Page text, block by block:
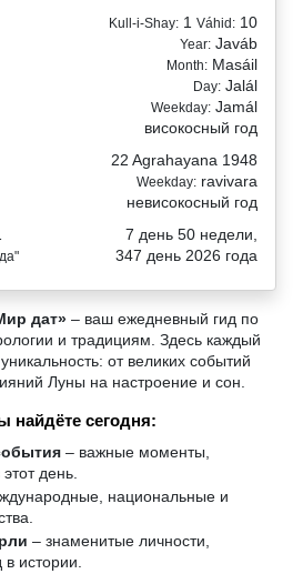
Kull-i-Shay: 1 Váhid: 10
Year: Javáb
Month: Masáil
Day: Jalál
Weekday: Jamál
високосный год
22 Agrahayana 1948
Weekday: ravivara
невисокосный год
7 день 50 недели,
347 день 2026 года
дат» – ваш ежедневный гид по
и традициям. Здесь каждый
от великих событий
Луны на настроение и сон.
найдёте сегодня:
– важные моменты,
день.
национальные и
– знаменитые личности,
истории.